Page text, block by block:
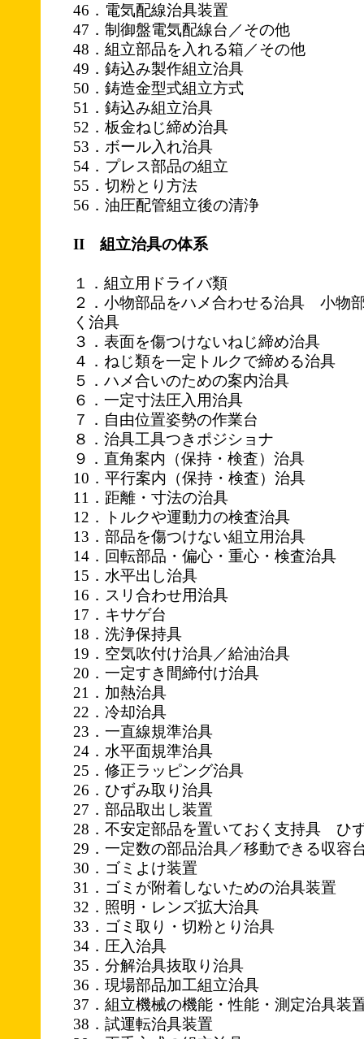
46．電気配線治具装置
47．制御盤電気配線台／その他
48．組立部品を入れる箱／その他
49．鋳込み製作組立治具
50．鋳造金型式組立方式
51．鋳込み組立治具
52．板金ねじ締め治具
53．ボール入れ治具
54．プレス部品の組立
55．切粉とり方法
56．油圧配管組立後の清浄
II 組立治具の体系
１．組立用ドライバ類
２．小物部品をハメ合わせる治具 小物
く治具
３．表面を傷つけないねじ締め治具
４．ねじ類を一定トルクで締める治具
５．ハメ合いのための案内治具
６．一定寸法圧入用治具
７．自由位置姿勢の作業台
８．治具工具つきポジショナ
９．直角案内（保持・検査）治具
10．平行案内（保持・検査）治具
11．距離・寸法の治具
12．トルクや運動力の検査治具
13．部品を傷つけない組立用治具
14．回転部品・偏心・重心・検査治具
15．水平出し治具
16．スリ合わせ用治具
17．キサゲ台
18．洗浄保持具
19．空気吹付け治具／給油治具
20．一定すき間締付け治具
21．加熱治具
22．冷却治具
23．一直線規準治具
24．水平面規準治具
25．修正ラッピング治具
26．ひずみ取り治具
27．部品取出し装置
28．不安定部品を置いておく支持具 ひ
29．一定数の部品治具／移動できる収容
30．ゴミよけ装置
31．ゴミが附着しないための治具装置
32．照明・レンズ拡大治具
33．ゴミ取り・切粉とり治具
34．圧入治具
35．分解治具抜取り治具
36．現場部品加工組立治具
37．組立機械の機能・性能・測定治具装
38．試運転治具装置